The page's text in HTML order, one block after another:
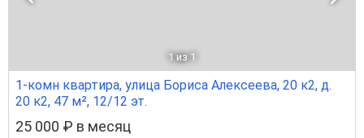
1 из 1
1-комн квартира, улица Бориса Алексеева, 20 к2, д.
20 к2, 47 м², 12/12 эт.
25 000 ₽ в месяц